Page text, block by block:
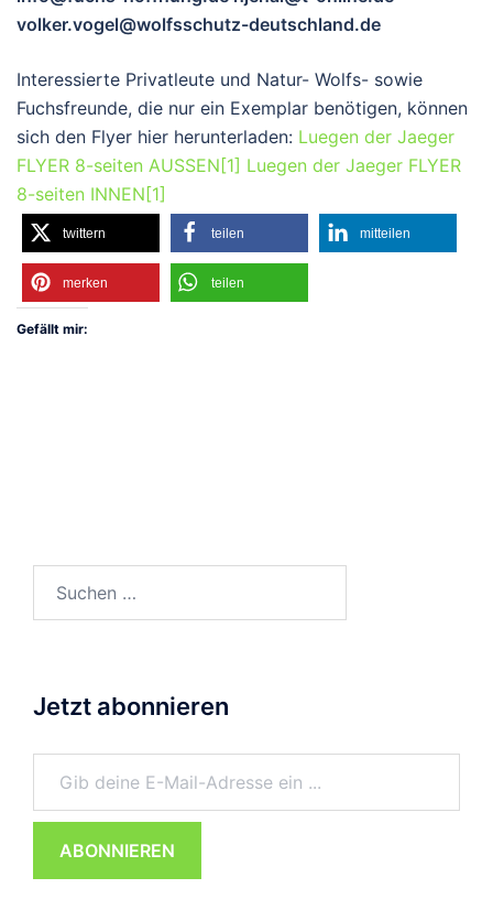
volker.vogel@wolfsschutz-deutschland.de
Interessierte Privatleute und Natur- Wolfs- sowie
Fuchsfreunde, die nur ein Exemplar benötigen, können
sich den Flyer hier herunterladen: Luegen der Jaeger
FLYER 8-seiten AUSSEN[1] Luegen der Jaeger FLYER
8-seiten INNEN[1]
twittern teilen mitteilen
merken teilen
Gefällt mir:
Jetzt abonnieren
Gib deine E-Mail-Adresse ein ...
ABONNIEREN